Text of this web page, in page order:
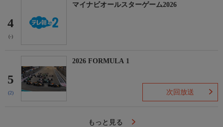
4
(-)
マイナビオールスターゲーム2026
5
(2)
2026 FORMULA 1
次回放送
もっと見る